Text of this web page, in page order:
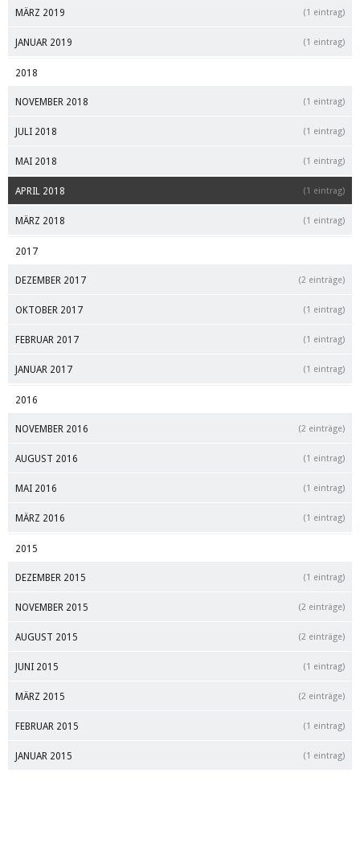
MÄRZ 2019 (1 eintrag)
JANUAR 2019 (1 eintrag)
2018
NOVEMBER 2018 (1 eintrag)
JULI 2018 (1 eintrag)
MAI 2018 (1 eintrag)
APRIL 2018 (1 eintrag)
MÄRZ 2018 (1 eintrag)
2017
DEZEMBER 2017 (2 einträge)
OKTOBER 2017 (1 eintrag)
FEBRUAR 2017 (1 eintrag)
JANUAR 2017 (1 eintrag)
2016
NOVEMBER 2016 (2 einträge)
AUGUST 2016 (1 eintrag)
MAI 2016 (1 eintrag)
MÄRZ 2016 (1 eintrag)
2015
DEZEMBER 2015 (1 eintrag)
NOVEMBER 2015 (2 einträge)
AUGUST 2015 (2 einträge)
JUNI 2015 (1 eintrag)
MÄRZ 2015 (2 einträge)
FEBRUAR 2015 (1 eintrag)
JANUAR 2015 (1 eintrag)